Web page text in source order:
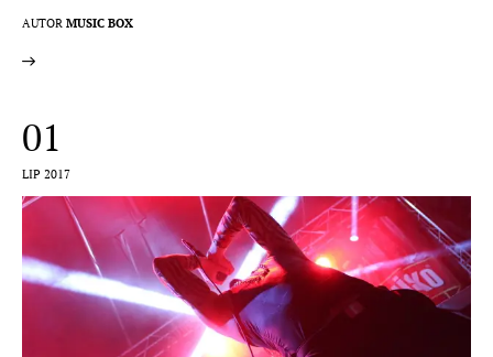
AUTOR MUSIC BOX
01
LIP 2017